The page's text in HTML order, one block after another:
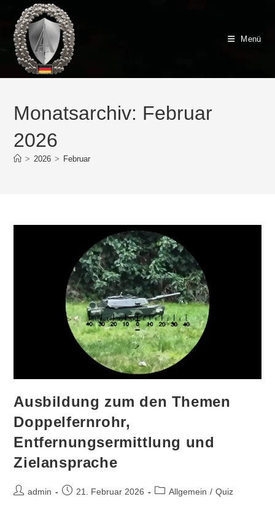
Inhalt
springen
Menü
Monatsarchiv: Februar
2026
> 2026 > Februar
Ausbildung zum den Themen
Doppelfernrohr,
Entfernungsermittlung und
Zielansprache
Beitrags-
admin
Beitrag21. Februar 2026
Beitrags-
Allgemein / Quiz